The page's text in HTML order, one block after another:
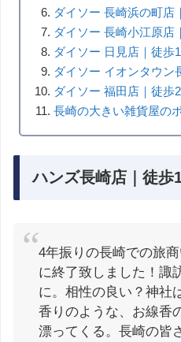
ダイソー 長崎浜の町店
ダイソー 長崎小江原店
ダイソー 日見店｜徒歩
ダイソー イオンタウン
ダイソー 福田店｜徒歩
長崎の大きい雑貨屋の
ハンズ長崎店｜徒歩
4年振りの長崎での旅
に終了致しました！諏
に。相性の良い？神社
香りのような、お線香
漂ってくる。長崎の皆